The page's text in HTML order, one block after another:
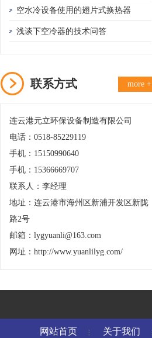
备的需要
空水冷设备使用的翅片式换热器
浅谈下空冷器的技术问答
联系方式 more +
连云港元立环保设备制造有限公司
电话：0518-85229119
手机：15150990640
手机：15366669707
联系人：李经理
地址：连云港市海州区新浦开发区新陇
路2号
邮箱：lygyuanli@163.com
网址：http://www.yuanlilyg.com/
网站首页 关于我们